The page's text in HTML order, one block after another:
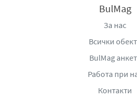
BulMag
За нас
Всички
BulMag
Работа при
Контакти